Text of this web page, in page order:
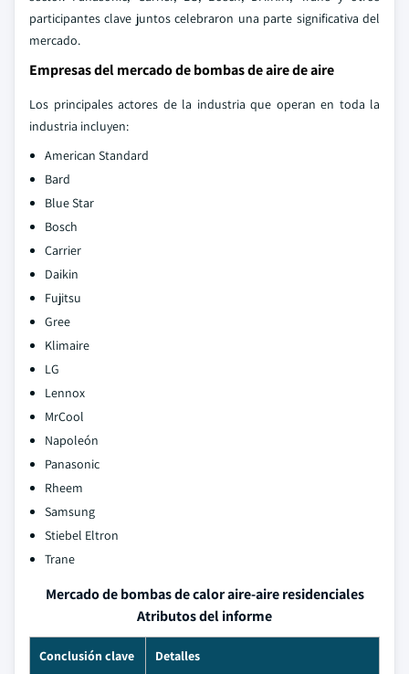
participantes clave juntos celebraron una parte significativa del
mercado.
Empresas del mercado de bombas de aire de aire
Los principales actores de la industria que operan en toda la
industria incluyen:
American Standard
Bard
Blue Star
Bosch
Carrier
Daikin
Fujitsu
Gree
Klimaire
LG
Lennox
MrCool
Napoleón
Panasonic
Rheem
Samsung
Stiebel Eltron
Trane
Mercado de bombas de calor aire-aire residenciales
Atributos del informe
Conclusión clave Detalles